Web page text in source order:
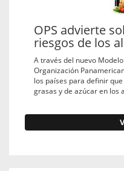
OPS advierte
riesgos de los
A través del nuevo
Organización
los países para definir
grasas y de azúcar en los